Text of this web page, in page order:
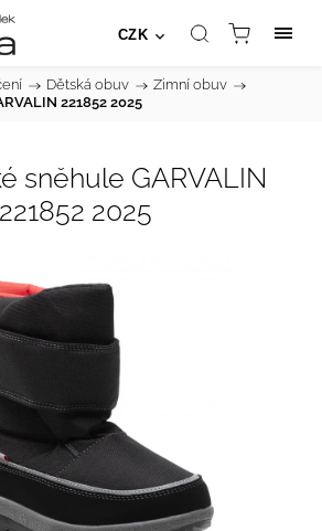
CZK
/ Dětská obuv / Zimní obuv /
221852 2025
sněhule GARVALIN
221852 2025